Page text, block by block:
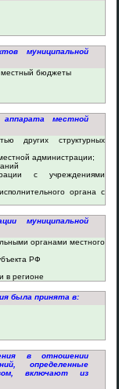
муниципальной
местный бюджеты
местной
других структурных
администрации;
с учреждениями
органа с
муниципальной
органами местного
РФ
в регионе
была принята в:
в отношении
определенные
включают из